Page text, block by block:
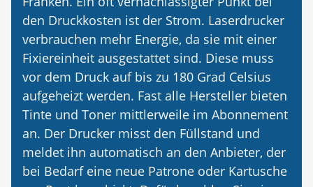
den Druckkosten ist der Strom. Laserdrucker
verbrauchen mehr Energie, da sie mit einer
Fixiereinheit ausgestattet sind. Diese muss
vor dem Druck auf bis zu 180 Grad Celsius
aufgeheizt werden. Fast alle Hersteller bieten
Tinte und Toner mittlerweile im Abonnement
an. Der Drucker misst den Füllstand und
meldet ihn automatisch an den Anbieter, der
bei Bedarf eine neue Patrone oder Kartusche